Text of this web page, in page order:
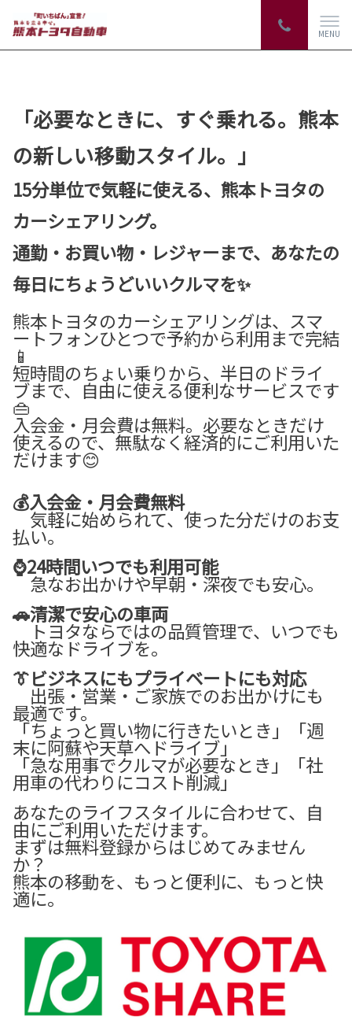
MENU
「必要なときに、すぐ乗れる。熊本
の新しい移動スタイル。」
15分単位で気軽に使える、熊本トヨタの
カーシェアリング。
通勤・お買い物・レジャーまで、あなたの
毎日にちょうどいいクルマを✨
熊本トヨタのカーシェアリングは、スマ
ートフォンひとつで予約から利用まで完結
📱
短時間のちょい乗りから、半日のドライ
ブまで、自由に使える便利なサービスです
👜
入会金・月会費は無料。必要なときだけ
使えるので、無駄なく経済的にご利用いた
だけます😊
💰入会金・月会費無料
気軽に始められて、使った分だけのお支
払い。
⌚24時間いつでも利用可能
急なお出かけや早朝・深夜でも安心。
🚗清潔で安心の車両
トヨタならではの品質管理で、いつでも
快適なドライブを。
👔ビジネスにもプライベートにも対応
出張・営業・ご家族でのお出かけにも
最適です。
「ちょっと買い物に行きたいとき」「週
末に阿蘇や天草へドライブ」
「急な用事でクルマが必要なとき」「社
用車の代わりにコスト削減」
あなたのライフスタイルに合わせて、自
由にご利用いただけます。
まずは無料登録からはじめてみません
か？
熊本の移動を、もっと便利に、もっと快
適に。